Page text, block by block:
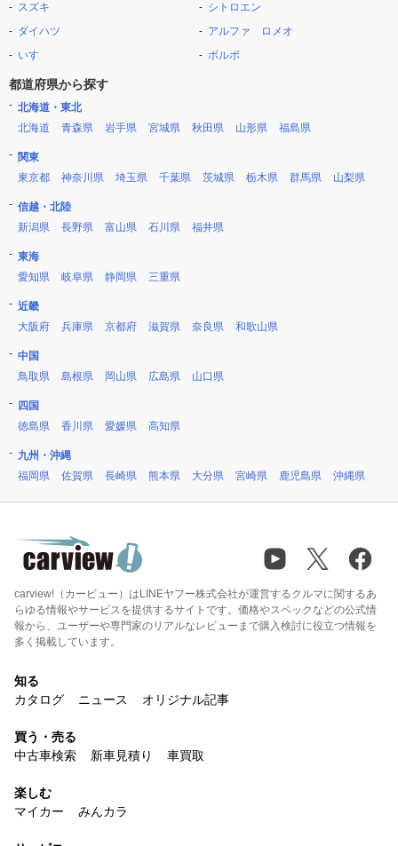
スズキ
ダイハツ
いすゞ
シトロエン
アルファ ロメオ
ボルボ
都道府県から探す
北海道・東北
北海道
青森県 岩手県 宮城県 秋田県 山形県 福島県
関東
東京都
神奈川県 埼玉県 千葉県 茨城県 栃木県 群馬県 山梨県
信越・北陸
新潟県
長野県 富山県 石川県 福井県
東海
愛知県
岐阜県 静岡県 三重県
近畿
大阪府
兵庫県 京都府 滋賀県 奈良県 和歌山県
中国
鳥取県
島根県 岡山県 広島県 山口県
四国
徳島県
香川県 愛媛県 高知県
九州・沖縄
福岡県
佐賀県 長崎県 熊本県 大分県 宮崎県 鹿児島県 沖縄県
carview!（カービュー）はLINEヤフー株式会社が運営するクルマに関するあ
らゆる情報やサービスを提供するサイトです。価格やスペックなどの公式情
報から、ユーザーや専門家のリアルなレビューまで購入検討に役立つ情報を
多く掲載しています。
知る
カタログ
ニュース オリジナル記事
買う・売る
中古車検索
新車見積り 車買取
楽しむ
マイカー
みんカラ